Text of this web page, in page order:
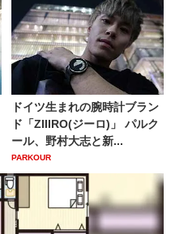
ドイツ生まれの腕時計ブラン
ド「ZIIIRO(ジーロ)」 パルク
ール、野村大志と新...
PARKOUR